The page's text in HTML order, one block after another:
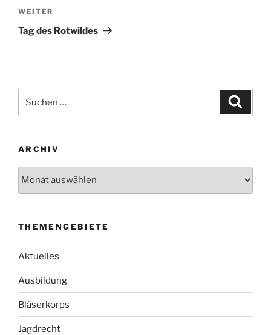
Nächster
Beitrag
WEITER
Tag des Rotwildes
nach:
ARCHIV
THEMENGEBIETE
Aktuelles
Ausbildung
Bläserkorps
Jagdrecht